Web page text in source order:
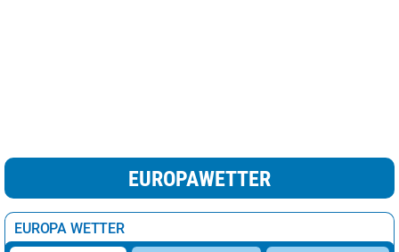
EUROPAWETTER
EUROPA WETTER